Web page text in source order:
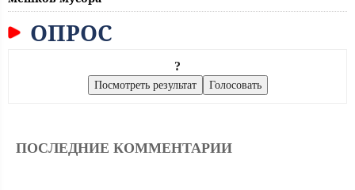
ОПРОС
?
ПОСЛЕДНИЕ КОММЕНТАРИИ